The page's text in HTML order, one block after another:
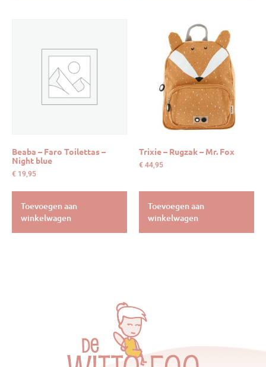
Beaba – Faro Toilettas –
Night blue
€ 19,95
Toevoegen aan
winkelwagen
Trixie – Rugzak – Mr. Fox
€ 44,95
Toevoegen aan
winkelwagen